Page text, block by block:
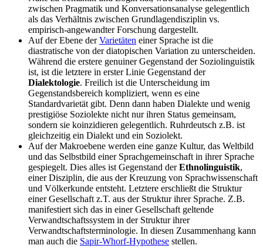
zwischen Pragmatik und Konversationsanalyse gelegentlich
als das Verhältnis zwischen Grundlagendisziplin vs.
empirisch-angewandter Forschung dargestellt.
Auf der Ebene derVarietäten einer Sprache ist die
diastratische von der diatopischen Variation zu unterscheiden.
Während die erstere genuiner Gegenstand der Soziolinguistik
ist, ist die letztere in erster Linie Gegenstand der
Dialektologie. Freilich ist die Unterscheidung im
Gegenstandsbereich kompliziert, wenn es eine
Standardvarietät gibt. Denn dann haben Dialekte und wenig
prestigiöse Soziolekte nicht nur ihren Status gemeinsam,
sondern sie koinzidieren gelegentlich. Ruhrdeutsch z.B. ist
gleichzeitig ein Dialekt und ein Soziolekt.
Auf der Makroebene werden eine ganze Kultur, das Weltbild
und das Selbstbild einer Sprachgemeinschaft in ihrer Sprache
gespiegelt. Dies alles ist Gegenstand derEthnolinguistik,
einer Disziplin, die aus der Kreuzung von Sprachwissenschaft
und Völkerkunde entsteht. Letztere erschließt die Struktur
einer Gesellschaft z.T. aus der Struktur ihrer Sprache. Z.B.
manifestiert sich das in einer Gesellschaft geltende
Verwandtschaftssystem in der Struktur ihrer
Verwandtschaftsterminologie. In diesen Zusammenhang kann
man auch die Sapir-Whorf-Hypothese stellen.